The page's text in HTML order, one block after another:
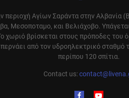
περιοχή Αγίων Σαράντα στην Αλβανία
Μεσοποταμο, και Βελιάχοβο.
χωριό βρίσκεται στους πρόποδες
από τον υδροηλεκτρικό σταθμό
περίπου 120 σπίτια.
Contact us: